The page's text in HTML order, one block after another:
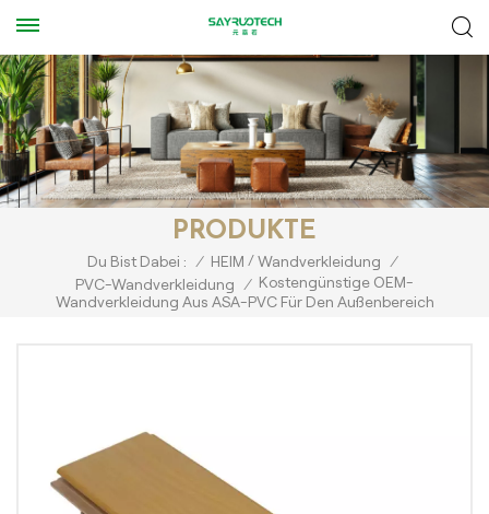
PRODUKTE
Du Bist Dabei : / HEIM /Wandverkleidung /
PVC-Wandverkleidung
/ Kostengünstige OEM-
Wandverkleidung Aus ASA-PVC Für Den Außenbereich